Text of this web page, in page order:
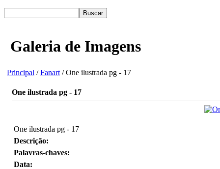
Galeria de Imagens
Principal /Fanart / One ilustrada pg - 17
One ilustrada pg - 17
One ilustrada pg - 17
Descrição:
Palavras-chaves:
Data: